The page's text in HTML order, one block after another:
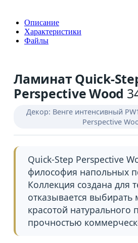
Описание
Характеристики
Файлы
Ламинат Quick-
Perspective Wood
Декор: Венге интенсивный
Perspective
Quick-Step Perspective
философия напольных
Коллекция создана для
отказывается выбирать
красотой натурального
прочностью